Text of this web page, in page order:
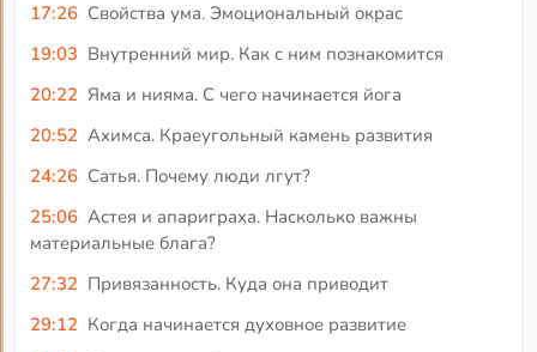
17:26 Свойства ума. Эмоциональный окрас
19:03 Внутренний мир. Как с ним познакомится
20:22 Яма и нияма. С чего начинается йога
20:52 Ахимса. Краеугольный камень развития
24:26 Сатья. Почему люди лгут?
25:06 Астея и апариграха. Насколько важны
материальные блага?
27:32 Привязанность. Куда она приводит
29:12 Когда начинается духовное развитие